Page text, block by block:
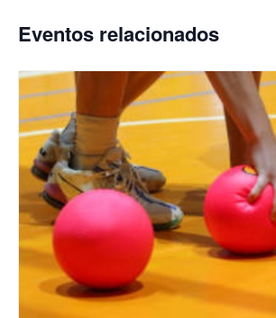
Eventos relacionados